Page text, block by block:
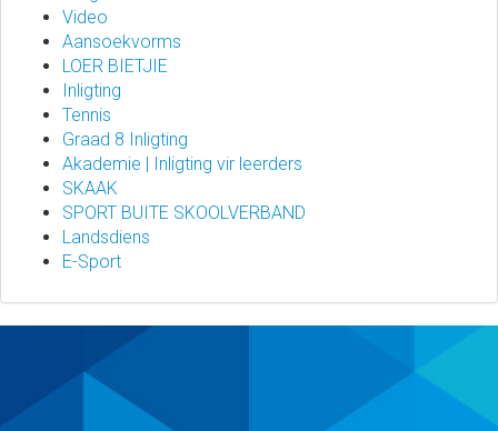
Video
Aansoekvorms
LOER BIETJIE
Inligting
Tennis
Graad 8 Inligting
Akademie | Inligting vir leerders
SKAAK
SPORT BUITE SKOOLVERBAND
Landsdiens
E-Sport